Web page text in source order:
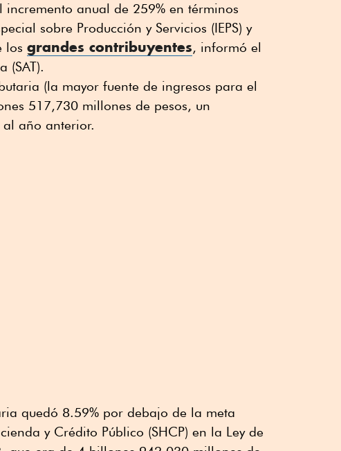
anual de 259% en términos
sobre Producción y Servicios (IEPS) y
los grandes contribuyentes, informó el
(SAT).
(la mayor fuente de ingresos para el
517,730 millones de pesos, un
año anterior.
quedó 8.59% por debajo de la meta
y Crédito Público (SHCP) en la Ley de